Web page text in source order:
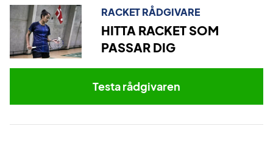
Rotational Generator System
vikten jämnt i grepp, skaft och ram – vilket ger smidiga
övergångar mellan slagen.
är det tunna skaftet som minskar
luftmotståndet och gör racketen snabb och
RACKET RÅDGIVARE
HITTA RACKET SOM
PASSAR DIG
Testa rådgivaren